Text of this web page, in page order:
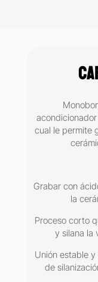
cual le permite
Grabar con
la
Proceso corto
y silana la
Unión estable
de